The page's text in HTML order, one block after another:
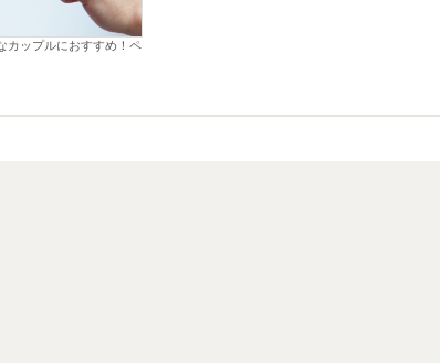
カップルにおすすめ！ペ